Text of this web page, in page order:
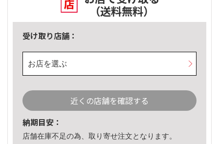
（送料無料）
受け取り店舗：
お店を選ぶ
近くの店舗を確認する
納期目安：
店舗在庫不足の為、取り寄せ注文となります。